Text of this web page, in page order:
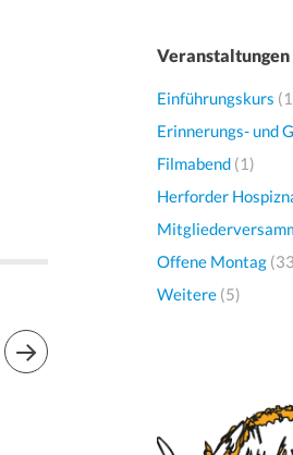
Einführungskurs
Erinnerungs- und
Filmabend (1)
Herforder
Offene Montag
Weitere (5)